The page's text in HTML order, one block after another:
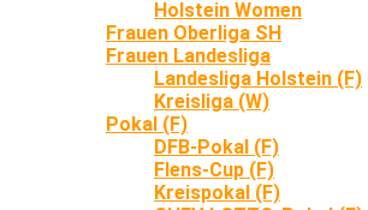
Holstein Women
Frauen Oberliga SH
Frauen Landesliga
Landesliga Holstein (F)
Kreisliga (W)
Pokal (F)
DFB-Pokal (F)
Flens-Cup (F)
Kreispokal (F)